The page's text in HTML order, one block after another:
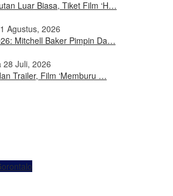
Luar Biasa, Tiket Film ‘H…
Agustus, 2026
Mitchell Baker Pimpin Da…
28 Juli, 2026
Trailer, Film ‘Memburu …